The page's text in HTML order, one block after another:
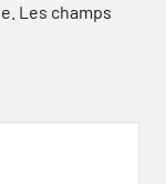
Les champs